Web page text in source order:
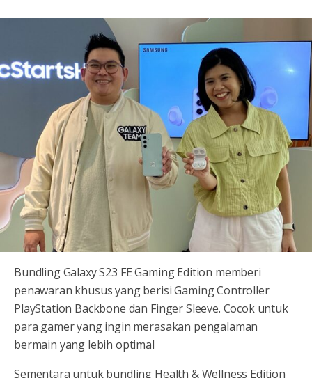
Bundling Galaxy S23 FE Gaming Edition memberi
penawaran khusus yang berisi Gaming Controller
PlayStation Backbone dan Finger Sleeve. Cocok untuk
para gamer yang ingin merasakan pengalaman
bermain yang lebih optimal
Sementara untuk bundling Health & Wellness Edition